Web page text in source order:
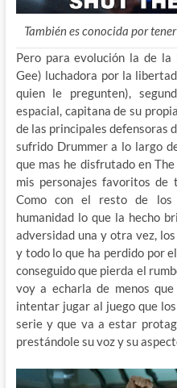
También es conocida por
Pero para evolución la de
Gee) luchadora por la
quien le pregunten),
espacial, capitana de su
de las principales defensoras
sufrido Drummer a lo largo
que mas he disfrutado en
mis personajes favoritos de
Como con el resto de los
humanidad lo que la hecho
adversidad una y otra vez,
y todo lo que ha perdido por
conseguido que pierda el
voy a echarla de menos
intentar jugar al juego que
serie y que va a estar
prestándole su voz y su